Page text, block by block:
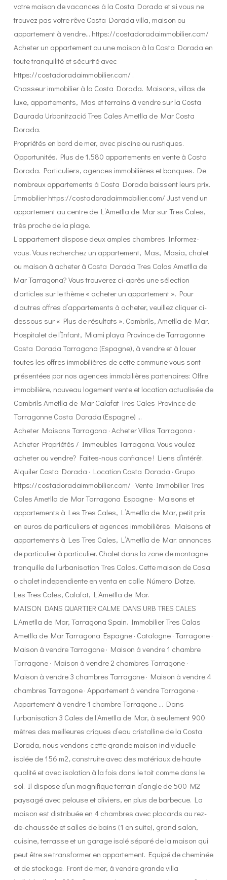
votre maison de vacances à la Costa Dorada et si vous ne
trouvez pas votre rêve Costa Dorada villa, maison ou
appartement à vendre… https://costadoradaimmobilier.com/
Acheter un appartement ou une maison à la Costa Dorada en
toute tranquilité et sécurité avec
https://costadoradaimmobilier.com/ .
Chasseur immobilier à la Costa Dorada. Maisons, villas de
luxe, appartements, Mas et terrains à vendre sur la Costa
Daurada Urbanització Tres Cales Ametlla de Mar Costa
Dorada.
Propriétés en bord de mer, avec piscine ou rustiques.
Opportunités. Plus de 1.580 appartements en vente à Costa
Dorada. Particuliers, agences immobilières et banques. De
nombreux appartements à Costa Dorada baissent leurs prix.
Immobilier https://costadoradaimmobilier.com/ Just vend un
appartement au centre de L’Ametlla de Mar sur Tres Cales,
très proche de la plage.
L’appartement dispose deux amples chambres Informez-
vous. Vous recherchez un appartement, Mas, Masia, chalet
ou maison à acheter à Costa Dorada Tres Calas Ametlla de
Mar Tarragona? Vous trouverez ci-après une sélection
d’articles sur le thème « acheter un appartement ». Pour
d’autres offres d’appartements à acheter, veuillez cliquer ci-
dessous sur « Plus de résultats ». Cambrils, Ametlla de Mar,
Hospitalet de l’Infant, Miami playa Province de Tarragonne
Costa Dorada Tarragona (Espagne), à vendre et à louer
toutes les offres immobilières de cette commune vous sont
présentées par nos agences immobilières partenaires: Offre
immobilière, nouveau logement vente et location actualisée de
Cambrils Ametlla de Mar Calafat Tres Cales Province de
Tarragonne Costa Dorada (Espagne) …
Acheter Maisons Tarragona · Acheter Villas Tarragona ·
Acheter Propriétés / Immeubles Tarragona. Vous voulez
acheter ou vendre? Faites-nous confiance ! Liens d’intérêt.
Alquiler Costa Dorada · Location Costa Dorada · Grupo
https://costadoradaimmobilier.com/ · Vente Immobilier Tres
Cales Ametlla de Mar Tarragona Espagne · Maisons et
appartements à Les Tres Cales, L’Ametlla de Mar, petit prix
en euros de particuliers et agences immobilières. Maisons et
appartements à Les Tres Cales, L’Ametlla de Mar: annonces
de particulier à particulier. Chalet dans la zone de montagne
tranquille de l’urbanisation Tres Calas. Cette maison de Casa
o chalet independiente en venta en calle Número Dotze.
Les Tres Cales, Calafat, L’Ametlla de Mar.
MAISON DANS QUARTIER CALME DANS URB TRES CALES
L’Ametlla de Mar, Tarragona Spain. Immobilier Tres Calas
Ametlla de Mar Tarragona Espagne · Catalogne · Tarragone ·
Maison à vendre Tarragone · Maison à vendre 1 chambre
Tarragone · Maison à vendre 2 chambres Tarragone ·
Maison à vendre 3 chambres Tarragone · Maison à vendre 4
chambres Tarragone · Appartement à vendre Tarragone ·
Appartement à vendre 1 chambre Tarragone … Dans
l’urbanisation 3 Cales de l’Ametlla de Mar, à seulement 900
mètres des meilleures criques d’eau cristalline de la Costa
Dorada, nous vendons cette grande maison individuelle
isolée de 156 m2, construite avec des matériaux de haute
qualité et avec isolation à la fois dans le toit comme dans le
sol. Il dispose d’un magnifique terrain d’angle de 500 M2
paysagé avec pelouse et oliviers, en plus de barbecue. La
maison est distribuée en 4 chambres avec placards au rez-
de-chaussée et salles de bains (1 en suite), grand salon,
cuisine, terrasse et un garage isolé séparé de la maison qui
peut être se transformer en appartement. Equipé de cheminée
et de stockage. Front de mer, à vendre grande villa